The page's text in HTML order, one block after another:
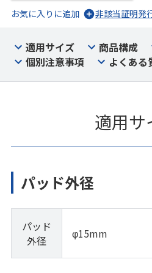
お気に入りに追加
非該当証明発
適用サイズ 商品構成
個別注意事項
よくある
適用サ
パッド外径
パッド
外径
φ15mm